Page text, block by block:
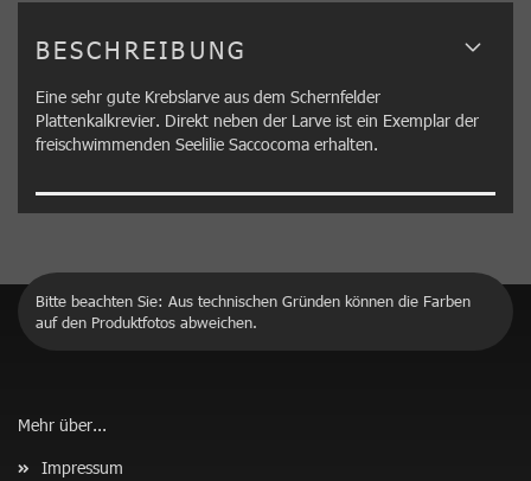
BESCHREIBUNG
Eine sehr gute Krebslarve aus dem Schernfelder
Plattenkalkrevier. Direkt neben der Larve ist ein Exemplar der
freischwimmenden Seelilie Saccocoma erhalten.
Bitte beachten Sie: Aus technischen Gründen können die Farben
auf den Produktfotos abweichen.
Mehr über...
Impressum